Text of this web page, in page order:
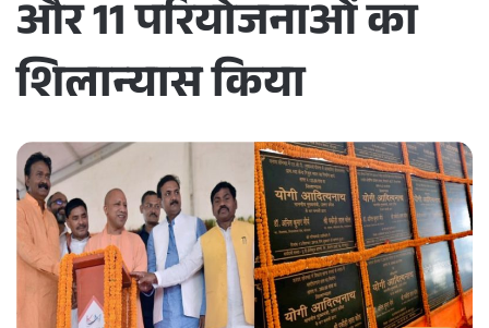
और 11 परियोजनाओं का
शिलान्यास किया